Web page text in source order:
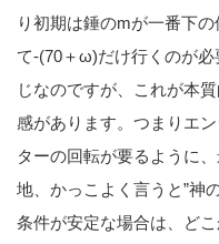
り初期は錘のmが一番下
て-(70＋ω)だけ行くのが
じなのですが、これが本
感があります。つまりエ
ターの回転が要るように
地、かっこよく言うと”神
条件が安定な場合は、ど